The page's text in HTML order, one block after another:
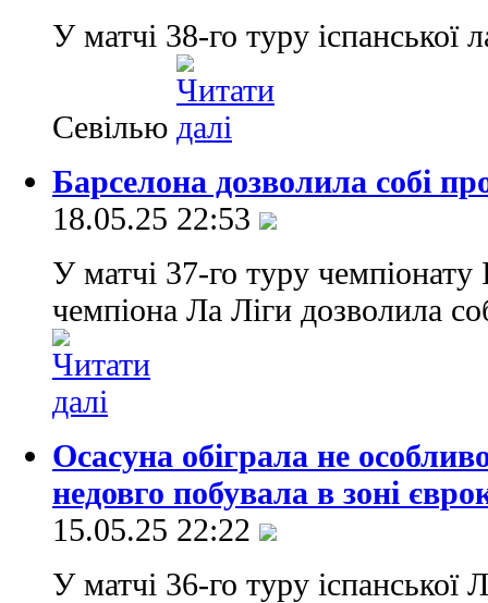
У матчі 38-го туру іспанської
Севілью
Барселона дозволила собі
18.05.25 22:53
У матчі 37-го туру чемпіонату
чемпіона Ла Ліги дозволила
Осасуна обіграла не
недовго побувала в зоні
15.05.25 22:22
У матчі 36-го туру